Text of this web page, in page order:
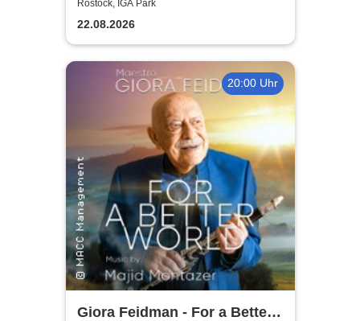
2026
Rostock, IGA Park
22.08.2026
20:00 Uhr
Giora Feidman - For a Better